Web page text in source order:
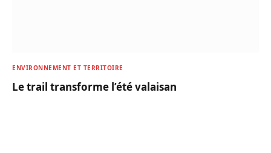
ENVIRONNEMENT ET TERRITOIRE
Le trail transforme l’été valaisan